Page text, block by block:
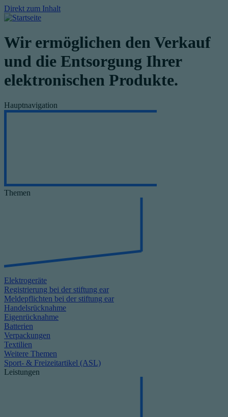
Direkt zum Inhalt
Wir ermöglichen den Verkauf
und die Entsorgung Ihrer
elektronischen Produkte.
Hauptnavigation
Themen
Elektrogeräte
Registrierung bei der stiftung ear
Meldepflichten bei der stiftung ear
Handelsrücknahme
Eigenrücknahme
Batterien
Verpackungen
Textilien
Weitere Themen
Sport- & Freizeitartikel (ASL)
Leistungen